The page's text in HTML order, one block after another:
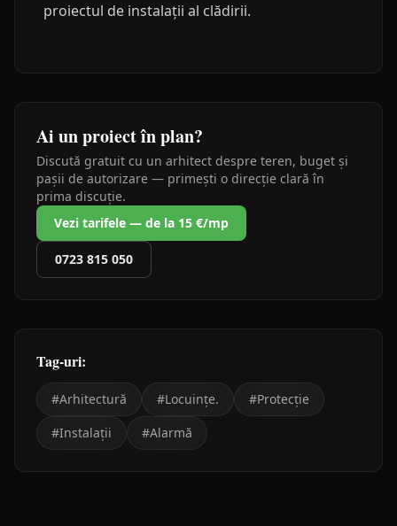
proiectul de instalații al clădirii.
Ai un proiect în plan?
Discută gratuit cu un arhitect despre teren, buget și
pașii de autorizare — primești o direcție clară în
prima discuție.
Vezi tarifele — de la 15 €/mp
0723 815 050
Tag-uri:
#Arhitectură #Locuințe. #Protecție
#Instalații #Alarmă